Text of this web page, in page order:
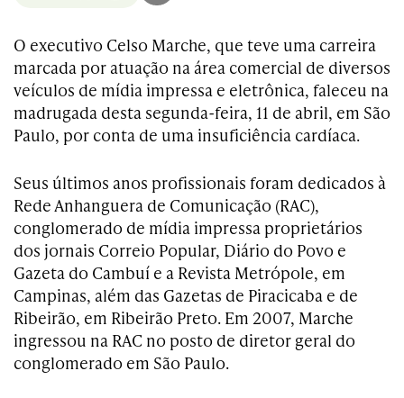
O executivo Celso Marche, que teve uma carreira
marcada por atuação na área comercial de diversos
veículos de mídia impressa e eletrônica, faleceu na
madrugada desta segunda-feira, 11 de abril, em São
Paulo, por conta de uma insuficiência cardíaca.
Seus últimos anos profissionais foram dedicados à
Rede Anhanguera de Comunicação (RAC),
conglomerado de mídia impressa proprietários
dos jornais Correio Popular, Diário do Povo e
Gazeta do Cambuí e a Revista Metrópole, em
Campinas, além das Gazetas de Piracicaba e de
Ribeirão, em Ribeirão Preto. Em 2007, Marche
ingressou na RAC no posto de diretor geral do
conglomerado em São Paulo.